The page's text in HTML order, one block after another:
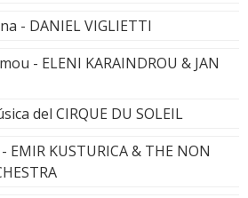
- DANIEL VIGLIETTI
- ELENI KARAINDROU & JAN
del CIRQUE DU SOLEIL
KUSTURICA & THE NON